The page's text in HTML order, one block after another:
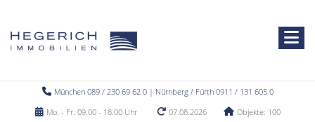
München 089 / 230 69 62 0 | Nürnberg / Fürth 0911 / 131 605 0
Mo. - Fr. 09.00 - 18.00 Uhr
07.08.2026 Objekte: 100